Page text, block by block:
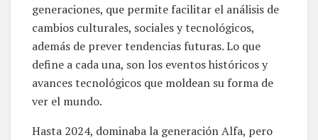
generaciones, que permite facilitar el análisis de
cambios culturales, sociales y tecnológicos,
además de prever tendencias futuras. Lo que
define a cada una, son los eventos históricos y
avances tecnológicos que moldean su forma de
ver el mundo.
Hasta 2024, dominaba la generación Alfa, pero